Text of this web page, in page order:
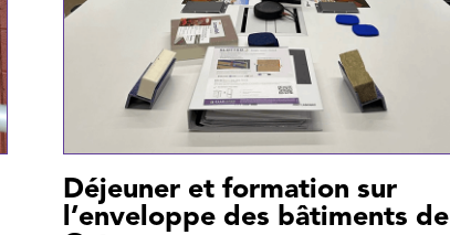
Déjeuner et formation sur
l’enveloppe des bâtiments de